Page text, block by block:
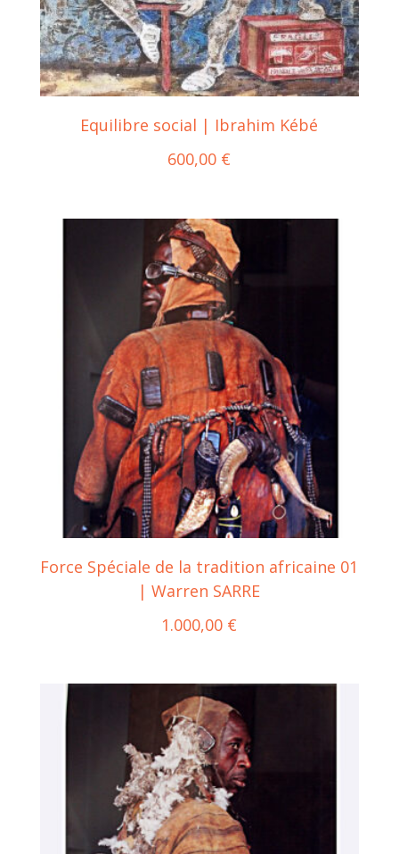
Equilibre social | Ibrahim Kébé
600,00 €
Force Spéciale de la tradition africaine 01
| Warren SARRE
1.000,00 €